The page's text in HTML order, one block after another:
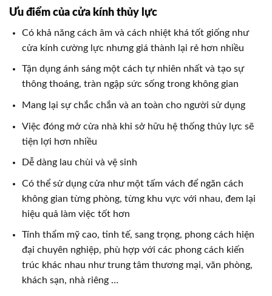
Ưu điểm của cửa kính thủy lực
Có khả năng cách âm và cách nhiệt khá tốt giống như
cửa kính cường lực nhưng giá thành lại rẻ hơn nhiều
Tận dụng ánh sáng một cách tự nhiên nhất và tạo sự
thông thoáng, tràn ngập sức sống trong không gian
Mang lại sự chắc chắn và an toàn cho người sử dụng
Việc đóng mở cửa nhà khi sở hữu hệ thống thủy lực sẽ
tiện lợi hơn nhiều
Dễ dàng lau chùi và vệ sinh
Có thể sử dụng cửa như một tấm vách để ngăn cách
không gian từng phòng, từng khu vực với nhau, đem lại
hiệu quả làm việc tốt hơn
Tính thẩm mỹ cao, tinh tế, sang trọng, phong cách hiện
đại chuyên nghiệp, phù hợp với các phong cách kiến
trúc khác nhau như trung tâm thương mại, văn phòng,
khách sạn, nhà riêng …